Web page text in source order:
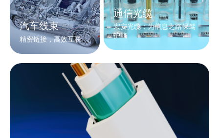
汽车线束
精密链接，高效互联
通信光缆
宏安光缆：为信息之路保驾
护航